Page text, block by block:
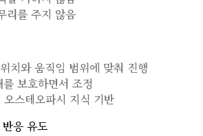
리를 주지 않음
치와 움직임 범위에 맞춰 진행
보호하면서 조정
스테오파시 지식 기반
응 유도